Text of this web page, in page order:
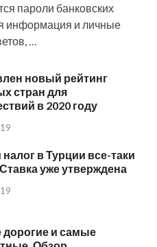
пароли банковских
информация и личные
…
новый рейтинг
стран для
в 2020 году
в Турции все-таки
уже утверждена
и самые